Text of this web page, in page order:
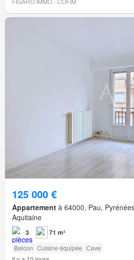
125 000 €
Appartement à 64000, Pau,
Aquitaine
3 71 m²
Balcon Cuisine équipée Cave